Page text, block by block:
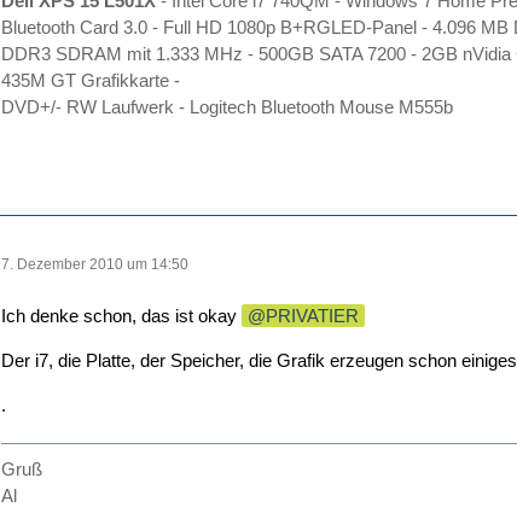
Bluetooth Card 3.0 - Full HD 1080p B+RGLED-Panel - 4.096 MB
DDR3 SDRAM mit 1.333 MHz - 500GB SATA 7200 - 2GB nVidia
435M GT Grafikkarte -
DVD+/- RW Laufwerk - Logitech Bluetooth Mouse M555b
7. Dezember 2010 um 14:50
Ich denke schon, das ist okay PRIVATIER
Der i7, die Platte, der Speicher, die Grafik erzeugen schon
.
Gruß
Al